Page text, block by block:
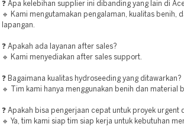
❓ Apa kelebihan supplier ini dibanding yang lain di
🔹 Kami mengutamakan pengalaman, kualitas benih,
lapangan.
❓ Apakah ada layanan after sales?
🔹 Kami menyediakan after sales support.
❓ Bagaimana kualitas hydroseeding yang ditawarkan?
🔹 Tim kami hanya menggunakan benih dan material
❓ Apakah bisa pengerjaan cepat untuk proyek urgent
🔹 Ya, tim kami siap tim siap kerja untuk kebutuhan